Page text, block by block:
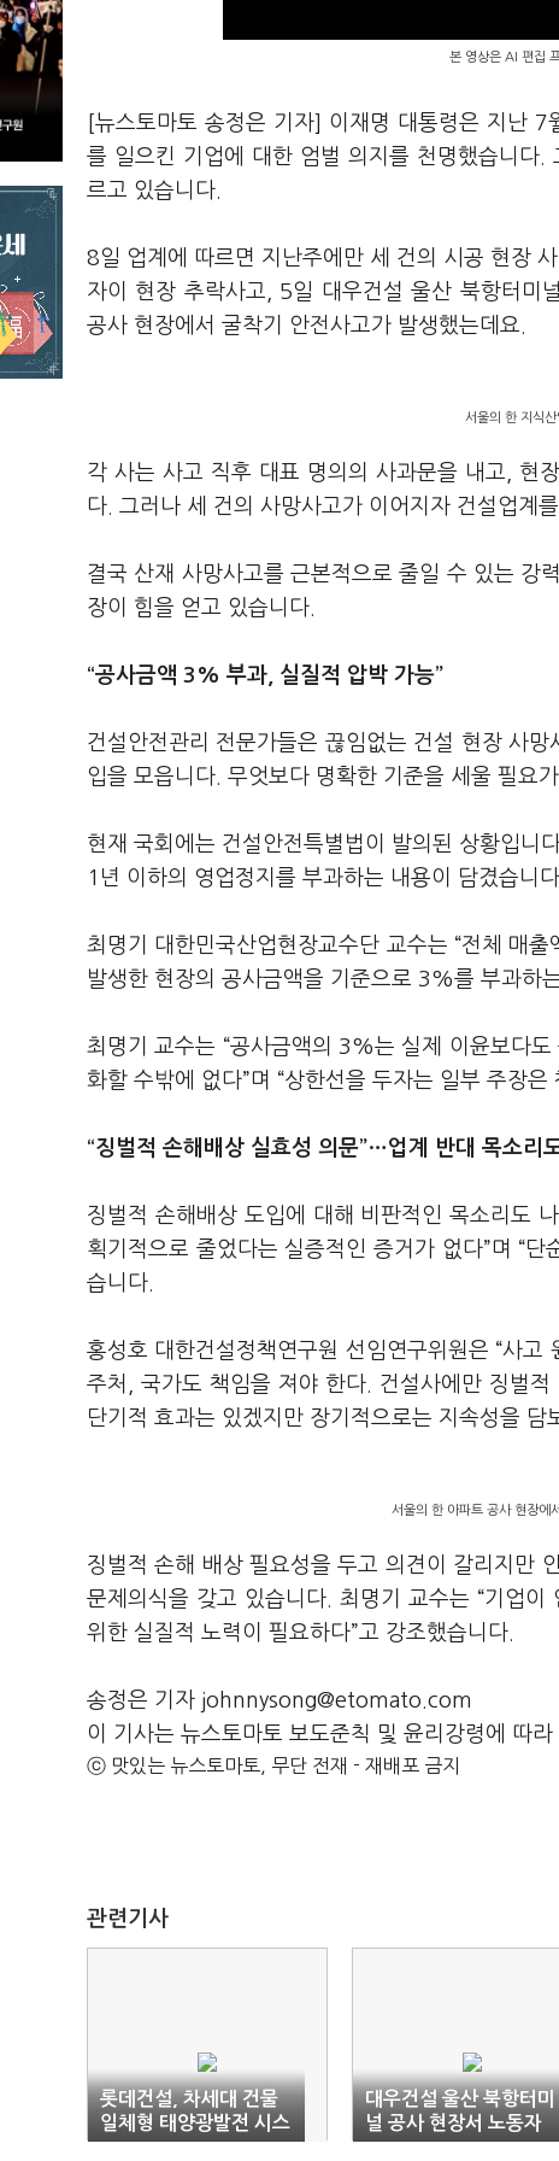
본 영상은 AI 편집
[뉴스토마토 송정은 기자] 이재명 대통령은 지난 7
를 일으킨 기업에 대한 엄벌 의지를 천명했습니다
르고 있습니다.
8일 업계에 따르면 지난주에만 세 건의 시공 현장
자이 현장 추락사고, 5일 대우건설 울산 북항터미
공사 현장에서 굴착기 안전사고가 발생했는데요.
서울의 한 지식
각 사는 사고 직후 대표 명의의 사과문을 내고, 현
다. 그러나 세 건의 사망사고가 이어지자 건설업계
결국 산재 사망사고를 근본적으로 줄일 수 있는 강
장이 힘을 얻고 있습니다.
“공사금액 3% 부과, 실질적 압박 가능”
건설안전관리 전문가들은 끊임없는 건설 현장 사
입을 모읍니다. 무엇보다 명확한 기준을 세울 필요
현재 국회에는 건설안전특별법이 발의된 상황입
1년 이하의 영업정지를 부과하는 내용이 담겼습니
최명기 대한민국산업현장교수단 교수는 “전체 매
발생한 현장의 공사금액을 기준으로 3%를 부과하
최명기 교수는 “공사금액의 3%는 실제 이윤보다
화할 수밖에 없다”며 “상한선을 두자는 일부 주장
“징벌적 손해배상 실효성 의문”…업계 반대 목소리
징벌적 손해배상 도입에 대해 비판적인 목소리도
획기적으로 줄었다는 실증적인 증거가 없다”며 “
습니다.
홍성호 대한건설정책연구원 선임연구위원은 “사
주처, 국가도 책임을 져야 한다. 건설사에만 징벌
단기적 효과는 있겠지만 장기적으로는 지속성을 담
서울의 한 아파트 공사 현장에
징벌적 손해 배상 필요성을 두고 의견이 갈리지만
문제의식을 갖고 있습니다. 최명기 교수는 “기업
위한 실질적 노력이 필요하다”고 강조했습니다.
송정은 기자 johnnysong@etomato.com
이 기사는 뉴스토마토 보도준칙 및 윤리강령에 따
ⓒ 맛있는 뉴스토마토, 무단 전재 - 재배포 금지
관련기사
롯데건설, 차세대 건물
일체형 태양광발전 시스
템 MOU 체결
대우건설 울산 북항터미
널 공사 현장서 노동자
사망